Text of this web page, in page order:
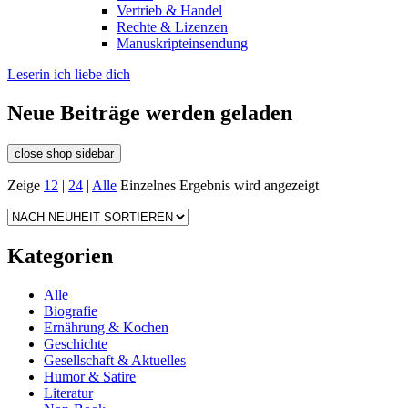
Vertrieb & Handel
Rechte & Lizenzen
Manuskripteinsendung
Leserin ich liebe dich
Neue Beiträge werden geladen
close shop sidebar
Zeige 12 | 24 | Alle Einzelnes Ergebnis wird angezeigt
Kategorien
Alle
Biografie
Ernährung & Kochen
Geschichte
Gesellschaft & Aktuelles
Humor & Satire
Literatur